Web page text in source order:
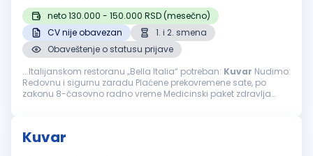
neto 130.000 - 150.000 RSD (mesečno)
CV nije obavezan
1. i 2. smena
Obaveštenje o statusu prijave
...Italijanskom restoranu „Bella Italia“ potreban: Kuvar Nudimo:
Redovnu i sigurnu zaradu Plaćene prekovremene sate, po
zakonu 8-časovno radno vreme Medicinski paket zdravlja
Kuvar